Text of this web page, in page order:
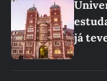
já